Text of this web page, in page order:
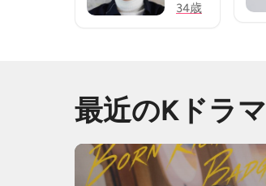
34歳
最近のKドラマ